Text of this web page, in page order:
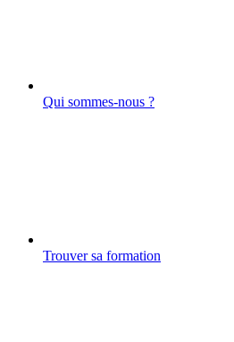
Qui sommes-nous ?
Trouver sa formation